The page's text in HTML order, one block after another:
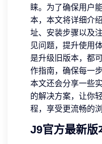
睐。为了确保用户
本，本文将详细介
址、安装步骤以及
见问题，提升使用
是升级旧版本，都
作指南，确保每一
本文还会分享一些
的解决方案，让你
程，享受更流畅的浏
J9官方最新版